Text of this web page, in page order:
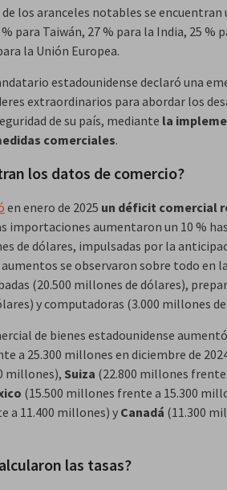
los aranceles notables se encuentran
para Taiwán, 27 % para la India, 25 %
la Unión Europea.
estadounidense declaró una
extraordinarios para abordar los
de su país, mediante la
comerciales.
los datos de comercio?
en enero de 2025 un déficit comercial
importaciones aumentaron un 10 %
de dólares, impulsadas por la
aumentos se observaron sobre todo en
(20.500 millones de dólares),
y computadoras (3.000 millones
de bienes estadounidense
a 25.300 millones en diciembre de
millones), Suiza (22.800 millones frente
(15.500 millones frente a 15.300
a 11.400 millones) y Canadá (11.300
las tasas?